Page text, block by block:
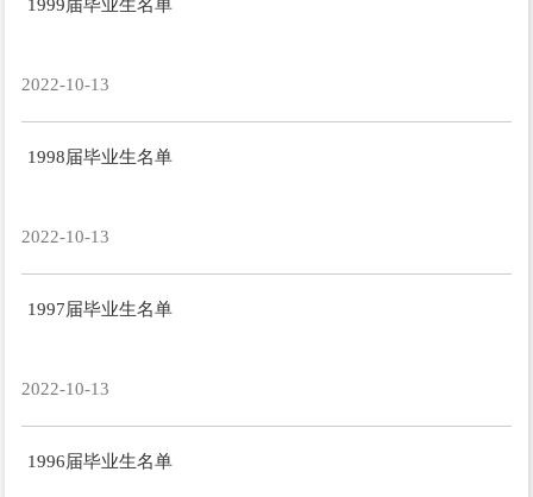
1999届毕业生名单
2022-10-13
1998届毕业生名单
2022-10-13
1997届毕业生名单
2022-10-13
1996届毕业生名单